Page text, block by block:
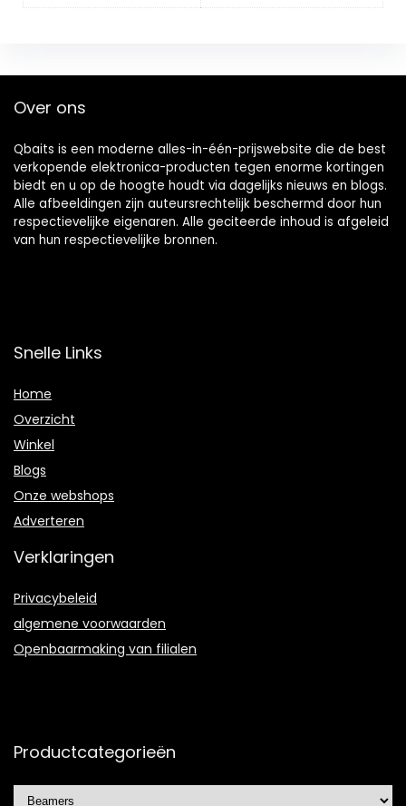
Over ons
Qbaits is een moderne alles-in-één-prijswebsite die de best
verkopende elektronica-producten tegen enorme kortingen
biedt en u op de hoogte houdt via dagelijks nieuws en blogs.
Alle afbeeldingen zijn auteursrechtelijk beschermd door hun
respectievelijke eigenaren. Alle geciteerde inhoud is afgeleid
van hun respectievelijke bronnen.
Snelle Links
Home
Overzicht
Winkel
Blogs
Onze webshops
Adverteren
Verklaringen
Privacybeleid
algemene voorwaarden
Openbaarmaking van filialen
Productcategorieën